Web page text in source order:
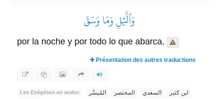
وَٱلَّيۡلِ وَمَا وَسَقَ
por la noche y por todo lo que abarca,
Présentation des autres traductions
Les Exégèses en arabe: المُيسَّر المختصر السعدي
ابن كثير